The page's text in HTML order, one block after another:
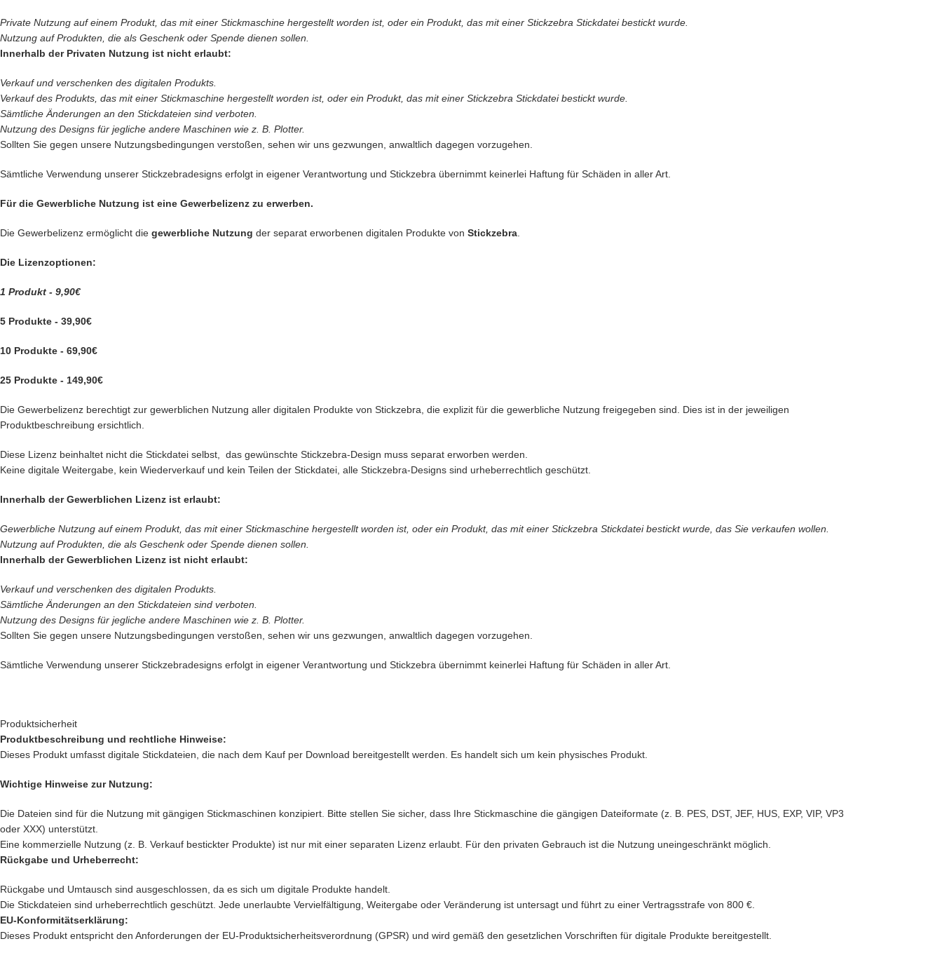
Private Nutzung auf einem Produkt, das mit einer Stickmaschine hergestellt worden ist, oder ein Produkt, das mit einer Stickzebra Stickdatei bestickt wurde.
Nutzung auf Produkten, die als Geschenk oder Spende dienen sollen.
Innerhalb der Privaten Nutzung ist nicht erlaubt:
Verkauf und verschenken des digitalen Produkts.
Verkauf des Produkts, das mit einer Stickmaschine hergestellt worden ist, oder ein Produkt, das mit einer Stickzebra Stickdatei bestickt wurde.
Sämtliche Änderungen an den Stickdateien sind verboten.
Nutzung des Designs für jegliche andere Maschinen wie z. B. Plotter.
Sollten Sie gegen unsere Nutzungsbedingungen verstoßen, sehen wir uns gezwungen, anwaltlich dagegen vorzugehen.
Sämtliche Verwendung unserer Stickzebradesigns erfolgt in eigener Verantwortung und Stickzebra übernimmt keinerlei Haftung für Schäden in aller Art.
Für die Gewerbliche Nutzung ist eine Gewerbelizenz zu erwerben.
Die Gewerbelizenz ermöglicht die gewerbliche Nutzung der separat erworbenen digitalen Produkte von Stickzebra.
Die Lizenzoptionen:
1 Produkt - 9,90€
5 Produkte - 39,90€
10 Produkte - 69,90€
25 Produkte - 149,90€
Die Gewerbelizenz berechtigt zur gewerblichen Nutzung aller digitalen Produkte von Stickzebra, die explizit für die gewerbliche Nutzung freigegeben sind. Dies ist in der jeweiligen
Produktbeschreibung ersichtlich.
Diese Lizenz beinhaltet nicht die Stickdatei selbst, das gewünschte Stickzebra-Design muss separat erworben werden.
Keine digitale Weitergabe, kein Wiederverkauf und kein Teilen der Stickdatei, alle Stickzebra-Designs sind urheberrechtlich geschützt.
Innerhalb der Gewerblichen Lizenz ist erlaubt:
Gewerbliche Nutzung auf einem Produkt, das mit einer Stickmaschine hergestellt worden ist, oder ein Produkt, das mit einer Stickzebra Stickdatei bestickt wurde, das Sie verkaufen wollen.
Nutzung auf Produkten, die als Geschenk oder Spende dienen sollen.
Innerhalb der Gewerblichen Lizenz ist nicht erlaubt:
Verkauf und verschenken des digitalen Produkts.
Sämtliche Änderungen an den Stickdateien sind verboten.
Nutzung des Designs für jegliche andere Maschinen wie z. B. Plotter.
Sollten Sie gegen unsere Nutzungsbedingungen verstoßen, sehen wir uns gezwungen, anwaltlich dagegen vorzugehen.
Sämtliche Verwendung unserer Stickzebradesigns erfolgt in eigener Verantwortung und Stickzebra übernimmt keinerlei Haftung für Schäden in aller Art.
Produktsicherheit
Produktbeschreibung und rechtliche Hinweise:
Dieses Produkt umfasst digitale Stickdateien, die nach dem Kauf per Download bereitgestellt werden. Es handelt sich um kein physisches Produkt.
Wichtige Hinweise zur Nutzung:
Die Dateien sind für die Nutzung mit gängigen Stickmaschinen konzipiert. Bitte stellen Sie sicher, dass Ihre Stickmaschine die gängigen Dateiformate (z. B. PES, DST, JEF, HUS, EXP, VIP, VP3
oder XXX) unterstützt.
Eine kommerzielle Nutzung (z. B. Verkauf bestickter Produkte) ist nur mit einer separaten Lizenz erlaubt. Für den privaten Gebrauch ist die Nutzung uneingeschränkt möglich.
Rückgabe und Urheberrecht:
Rückgabe und Umtausch sind ausgeschlossen, da es sich um digitale Produkte handelt.
Die Stickdateien sind urheberrechtlich geschützt. Jede unerlaubte Vervielfältigung, Weitergabe oder Veränderung ist untersagt und führt zu einer Vertragsstrafe von 800 €.
EU-Konformitätserklärung:
Dieses Produkt entspricht den Anforderungen der EU-Produktsicherheitsverordnung (GPSR) und wird gemäß den gesetzlichen Vorschriften für digitale Produkte bereitgestellt.